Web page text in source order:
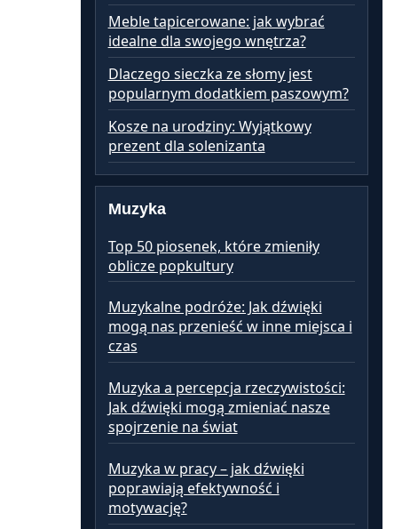
Meble tapicerowane: jak wybrać
idealne dla swojego wnętrza?
Dlaczego sieczka ze słomy jest
popularnym dodatkiem paszowym?
Kosze na urodziny: Wyjątkowy
prezent dla solenizanta
Muzyka
Top 50 piosenek, które zmieniły
oblicze popkultury
Muzykalne podróże: Jak dźwięki
mogą nas przenieść w inne miejsca i
czas
Muzyka a percepcja rzeczywistości:
Jak dźwięki mogą zmieniać nasze
spojrzenie na świat
Muzyka w pracy – jak dźwięki
poprawiają efektywność i
motywację?